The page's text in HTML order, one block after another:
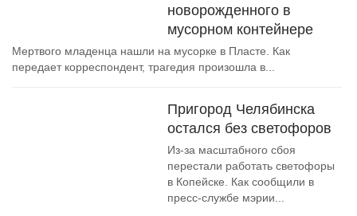
новорожденного в
мусорном контейнере
Мертвого младенца нашли на мусорке в Пласте. Как
передает корреспондент, трагедия произошла в...
Пригород Челябинска
остался без светофоров
Из-за масштабного сбоя
перестали работать светофоры
в Копейске. Как сообщили в
пресс-службе мэрии...